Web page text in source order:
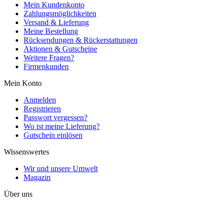
Mein Kundenkonto
Zahlungsmöglichkeiten
Versand & Lieferung
Meine Bestellung
Rücksendungen & Rückerstattungen
Aktionen & Gutscheine
Weitere Fragen?
Firmenkunden
Mein Konto
Anmelden
Registrieren
Passwort vergessen?
Wo ist meine Lieferung?
Gutschein einlösen
Wissenswertes
Wir und unsere Umwelt
Magazin
Über uns